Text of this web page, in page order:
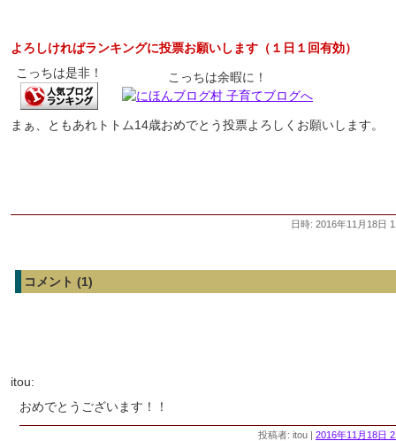
よろしければランキングに投票お願いします（１日１回有効）
こっちは是非！
こっちは余暇に！
まぁ、ともあれトトム14歳おめでとう投票よろしくお願いします。
日時: 2016年11月18日
コメント (1)
itou:
おめでとうございます！！
投稿者: itou | 2016年11月18日